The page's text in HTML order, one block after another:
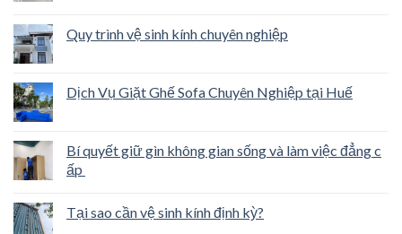
Quy trình vệ sinh kính chuyên nghiệp
Dịch Vụ Giặt Ghế Sofa Chuyên Nghiệp tại Huế
Bí quyết giữ gìn không gian sống và làm việc đẳng c
ấp
Tại sao cần vệ sinh kính định kỳ?